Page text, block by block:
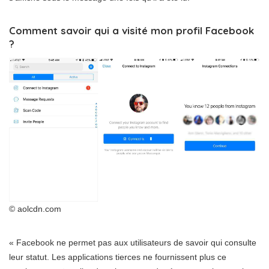
Comment savoir qui a visité mon profil Facebook
?
© aolcdn.com
« Facebook ne permet pas aux utilisateurs de savoir qui consulte
leur statut. Les applications tierces ne fournissent plus ce